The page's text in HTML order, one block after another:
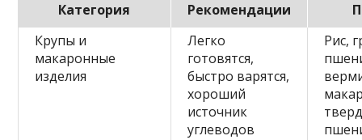
Категория Рекомендации
Крупы и
макаронные
изделия
Легко
готовятся,
быстро варятся,
хороший
источник
углеводов
Рис,